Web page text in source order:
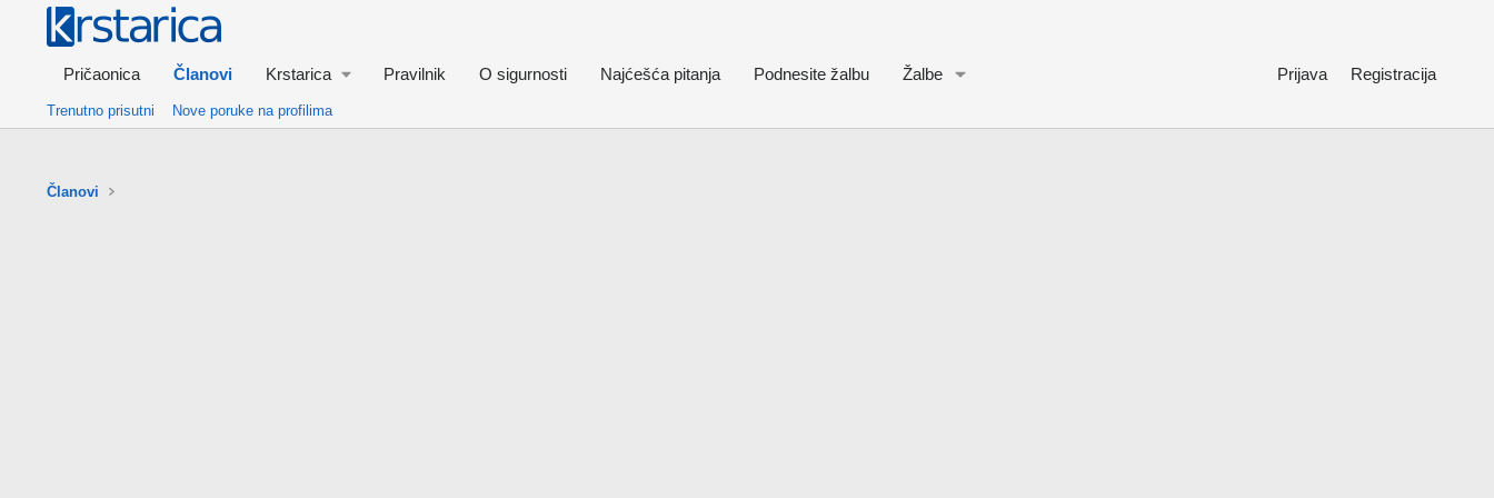
Pričaonica Članovi Krstarica Pravilnik O sigurnosti Najćešća pitanja Podnesite žalbu Žalbe Prijava Registracija
Trenutno prisutni Nove poruke na profilima
Članovi